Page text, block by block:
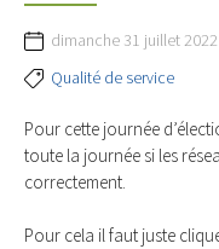
dimanche 31 juillet 2022
Qualité de service
Pour cette journée
toute la journée si les
correctement.
Pour cela il faut juste